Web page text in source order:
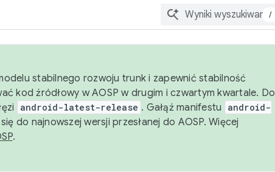
/
stabilnego rozwoju trunk i zapewnić stabilność
kod źródłowy w AOSP w drugim i czwartym kwartale. Do
android-latest-release . Gałąź manifestu
android-
do najnowszej wersji przesłanej do AOSP. Więcej
.